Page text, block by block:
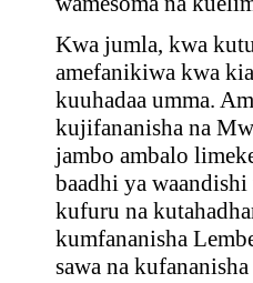
Kwa jumla, kwa
amefanikiwa kwa
kuuhadaa umma.
kujifananisha na
jambo ambalo
baadhi ya
kufuru na
kumfananisha
sawa na